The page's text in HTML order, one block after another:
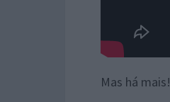
Mas há mais!